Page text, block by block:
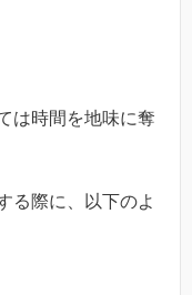
は時間を地味に奪
る際に、以下のよ